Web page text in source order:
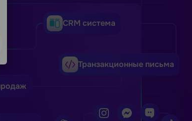
CRM система
Транзакционные письма